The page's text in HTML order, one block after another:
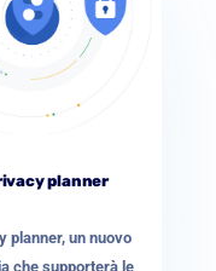
planner
planner, un nuovo
che supporterà le